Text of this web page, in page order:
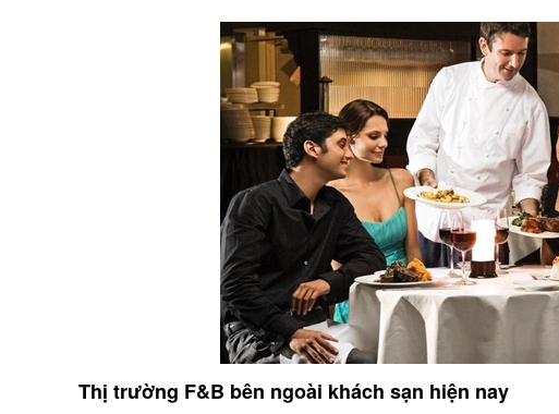
Thị trường F&B bên ngoài khách sạn hiện nay